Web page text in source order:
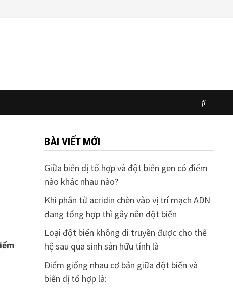
BÀI VIẾT MỚI
Giữa biến dị tổ hợp và đột biến gen có điểm
nào khác nhau nào?
Khi phân tử acridin chèn vào vị trí mạch ADN
đang tổng hợp thì gây nên đột biến
Loại đột biến không di truyền được cho thế
hệ sau qua sinh sản hữu tính là
Điểm giống nhau cơ bản giữa đột biến và
biến dị tổ hợp là: